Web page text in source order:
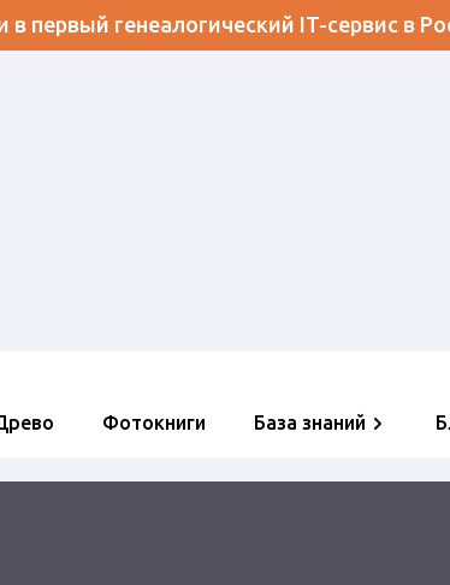
первый генеалогический IT-сервис в
Фотокниги База знаний